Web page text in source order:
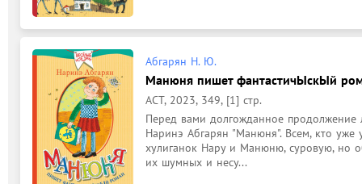
Абгарян Н. Ю.
Манюня пишет фантастичЫскЫй
АСТ, 2023, 349, [1] стр.
Перед вами долгожданное
Наринэ Абгарян "Манюня". Всем, кто
хулиганок Нару и Манюню, суровую, но
их шумных и несу...